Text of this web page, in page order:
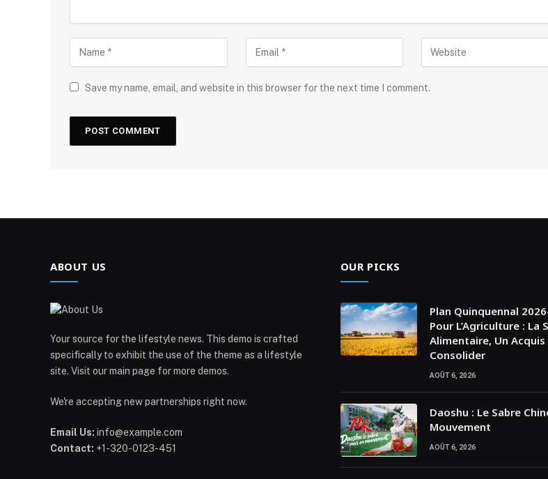
Save my name, email, and website in this browser for the next time I comment.
ABOUT US
Your source for the lifestyle news. This demo is crafted
specifically to exhibit the use of the theme as a lifestyle
site. Visit our main page for more demos.
We're accepting new partnerships right now.
Email Us: info@example.com
Contact: +1-320-0123-451
OUR PICKS
Plan Quinquennal
Pour L’Agriculture : La
Alimentaire, Un Acquis
Consolider
AOÛT 6, 2026
Daoshu : Le Sabre
Mouvement
AOÛT 6, 2026